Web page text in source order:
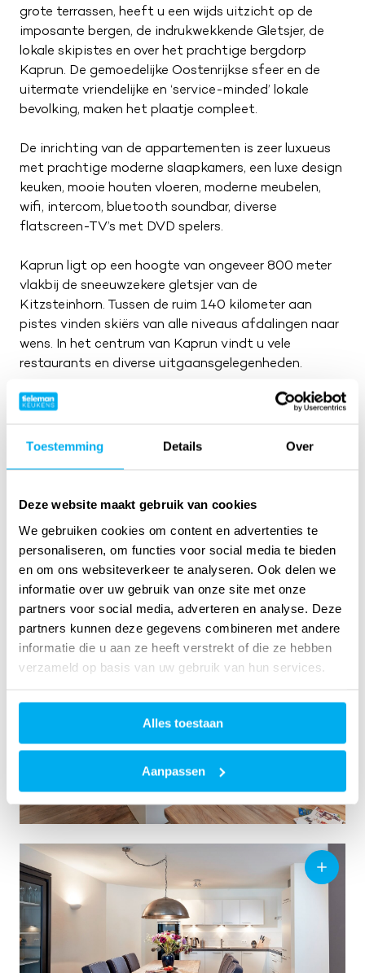
Toestemming Details Over
Deze website maakt gebruik van cookies
We gebruiken cookies om content en advertenties te
personaliseren, om functies voor social media te bieden
en om ons websiteverkeer te analyseren. Ook delen we
informatie over uw gebruik van onze site met onze
partners voor social media, adverteren en analyse. Deze
partners kunnen deze gegevens combineren met andere
informatie die u aan ze heeft verstrekt of die ze hebben
verzameld op basis van uw gebruik van hun services.
Alles toestaan
Aanpassen
grote terrassen, heeft u een wijds uitzicht op de
imposante bergen, de indrukwekkende Gletsjer, de
lokale skipistes en over het prachtige bergdorp
Kaprun. De gemoedelijke Oostenrijkse sfeer en de
uitermate vriendelijke en ‘service-minded’ lokale
bevolking, maken het plaatje compleet.
De inrichting van de appartementen is zeer luxueus
met prachtige moderne slaapkamers, een luxe design
keuken, mooie houten vloeren, moderne meubelen,
wifi, intercom, bluetooth soundbar, diverse
flatscreen-TV’s met DVD spelers.
Kaprun ligt op een hoogte van ongeveer 800 meter
vlakbij de sneeuwzekere gletsjer van de
Kitzsteinhorn. Tussen de ruim 140 kilometer aan
pistes vinden skiërs van alle niveaus afdalingen naar
wens. In het centrum van Kaprun vindt u vele
restaurants en diverse uitgaansgelegenheden .
Geplaatste Tieleman-keukens in Kaprun: